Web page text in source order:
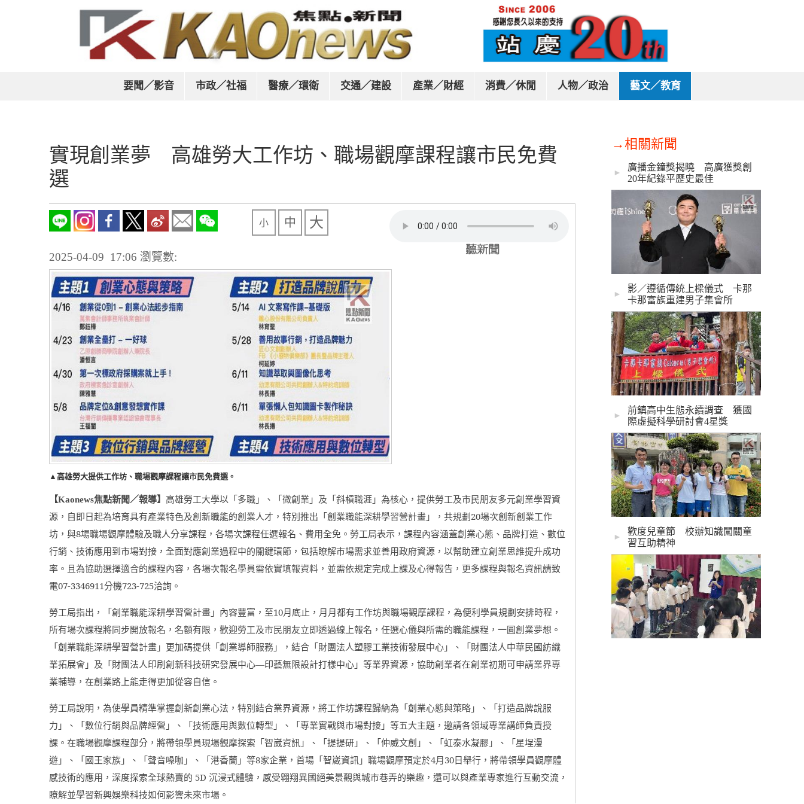
要聞／影音 市政／社福 醫療／環衛 交通／建設 產業／財經 消費／休閒 人物／政治 藝文／教育
實現創業夢 高雄勞大工作坊、職場觀摩課程讓市民免費
選
小 中 大
2025-04-09 17:06 瀏覽數:
▲高雄勞大提供工作坊、職場觀摩課程讓市民免費選。
【Kaonews焦點新聞／報導】 高雄勞工大學以「多職」、「微創業」及「斜槓職涯」為核心，提供勞工及市民朋友多元創業學習資
源，自即日起為培育具有產業特色及創新職能的創業人才，特別推出「創業職能深耕學習營計畫」，共規劃20場次創新創業工作
坊，與8場職場觀摩體驗及職人分享課程，各場次課程任選報名、費用全免。勞工局表示，課程內容涵蓋創業心態、品牌打造、數位
行銷、技術應用到市場對接，全面對應創業過程中的關鍵環節，包括瞭解市場需求並善用政府資源，以幫助建立創業思維提升成功
率。且為協助選擇適合的課程內容，各場次報名學員需依實填報資料，並需依規定完成上課及心得報告，更多課程與報名資訊請致
電07-3346911分機723-725洽詢。
勞工局指出，「創業職能深耕學習營計畫」內容豐富，至10月底止，月月都有工作坊與職場觀摩課程，為便利學員規劃安排時程，
所有場次課程將同步開放報名，名額有限，歡迎勞工及市民朋友立即透過線上報名，任選心儀與所需的職能課程，一圓創業夢想。
「創業職能深耕學習營計畫」更加碼提供「創業導師服務」，結合「財團法人塑膠工業技術發展中心」、「財團法人中華民國紡織
業拓展會」及「財團法人印刷創新科技研究發展中心—印藝無限設計打樣中心」等業界資源，協助創業者在創業初期可申請業界專
業輔導，在創業路上能走得更加從容自信。
勞工局說明，為使學員精準掌握創新創業心法，特別結合業界資源，將工作坊課程歸納為「創業心態與策略」、「打造品牌說服
力」、「數位行銷與品牌經營」、「技術應用與數位轉型」、「專業實戰與市場對接」等五大主題，邀請各領域專業講師負責授
課。在職場觀摩課程部分，將帶領學員現場觀摩探索「智崴資訊」、「提提研」、「仲威文創」、「虹泰水凝膠」、「星埕漫
遊」、「國王家族」、「聲音噪咖」、「港香蘭」等8家企業，首場「智崴資訊」職場觀摩預定於4月30日舉行，將帶領學員觀摩體
感技術的應用，深度探索全球熱賣的 5D 沉浸式體驗，感受翱翔異國絕美景觀與城市巷弄的樂趣，還可以與產業專家進行互動交流，
瞭解並學習新興娛樂科技如何影響未來市場。
→相關新聞
►
廣播金鐘獎揭曉 高廣獲獎創
20年紀錄平歷史最佳
►
影／遵循傳統上樑儀式 卡那
卡那富族重建男子集會所
►
前鎮高中生態永續調查 獲國
際虛擬科學研討會4星獎
►
歡度兒童節 校辦知識闖關童
習互助精神